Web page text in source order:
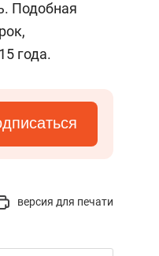
Подобная
года.
версия для печати